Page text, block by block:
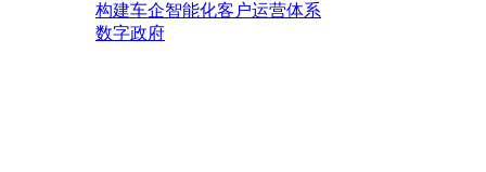
构建车企智能化客户运营体系
数字政府